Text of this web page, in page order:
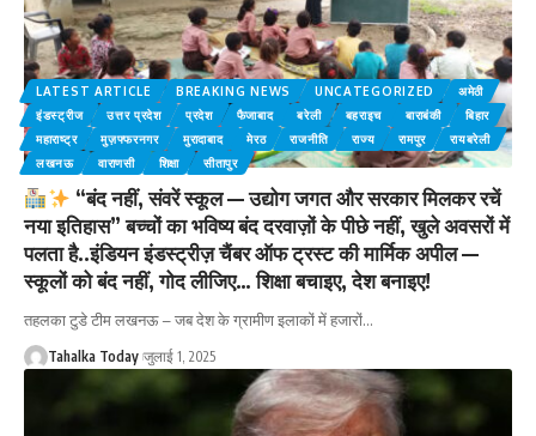
LATEST ARTICLE BREAKING NEWS UNCATEGORIZED
अमेठी
इंडस्ट्रीज
उत्तर प्रदेश प्रदेश फैजाबाद बरेली बहराइच बाराबंकी
बिहार
महाराष्ट्र
मुज़फ्फरनगर ‎मुरादाबाद मेरठ राजनीति राज्य रामपुर
रायबरेली
लखनऊ
वाराणसी शिक्षा सीतापुर
“बंद नहीं, संवरें स्कूल — उद्योग जगत और सरकार मिलकर रचें
नया इतिहास” बच्चों का भविष्य बंद दरवाज़ों के पीछे नहीं, खुले अवसरों में
पलता है..इंडियन इंडस्ट्रीज़ चैंबर ऑफ ट्रस्ट की मार्मिक अपील —
स्कूलों को बंद नहीं, गोद लीजिए… शिक्षा बचाइए, देश बनाइए!
तहलका टुडे टीम लखनऊ – जब देश के ग्रामीण इलाकों में हजारों…
Tahalka Today जुलाई 1, 2025